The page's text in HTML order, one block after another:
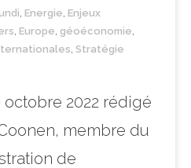
Energie Enjeux
Europe géoéconomie
Stratégie
2022 rédigé
membre du
de